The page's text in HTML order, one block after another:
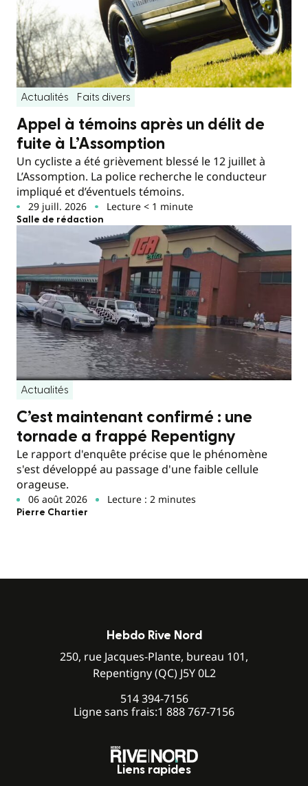
Actualités Faits divers
Appel à témoins après un délit de
fuite à L’Assomption
Un cycliste a été grièvement blessé le 12 juillet à
L’Assomption. La police recherche le conducteur
impliqué et d’éventuels témoins.
29 juill. 2026 Lecture < 1 minute
Salle de rédaction
Actualités
C’est maintenant confirmé : une
tornade a frappé Repentigny
Le rapport d'enquête précise que le phénomène
s'est développé au passage d'une faible cellule
orageuse.
06 août 2026 Lecture : 2 minutes
Pierre Chartier
Hebdo Rive Nord
250, rue Jacques-Plante, bureau 101,
Repentigny (QC) J5Y 0L2
514 394-7156
Ligne sans frais:1 888 767-7156
Liens rapides